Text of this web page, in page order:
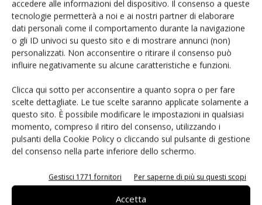
accedere alle informazioni del dispositivo. Il consenso a queste
tecnologie permetterà a noi e ai nostri partner di elaborare
dati personali come il comportamento durante la navigazione
o gli ID univoci su questo sito e di mostrare annunci (non)
personalizzati. Non acconsentire o ritirare il consenso può
influire negativamente su alcune caratteristiche e funzioni.
Clicca qui sotto per acconsentire a quanto sopra o per fare
scelte dettagliate. Le tue scelte saranno applicate solamente a
questo sito. È possibile modificare le impostazioni in qualsiasi
momento, compreso il ritiro del consenso, utilizzando i
pulsanti della Cookie Policy o cliccando sul pulsante di gestione
del consenso nella parte inferiore dello schermo.
Gestisci 1771 fornitori Per saperne di più su questi scopi
Accetta
Selezione di elettronica
Edicola web